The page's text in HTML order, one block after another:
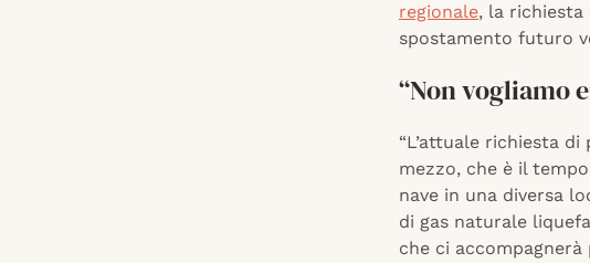
regionale, la richiesta
spostamento futuro
“Non vogliamo
“L’attuale richiesta
mezzo, che è il
nave in una diversa
di gas naturale
che ci accompagnerà